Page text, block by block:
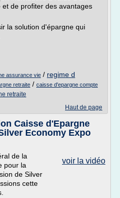
et de profiter des avantages
la solution d'épargne qui
assurance vie / regime d
retraite / caisse d'epargne compte
retraite
Haut de page
Caisse d'Epargne
Economy Expo
voir la vidéo
de la
pour la
de Silver
cette